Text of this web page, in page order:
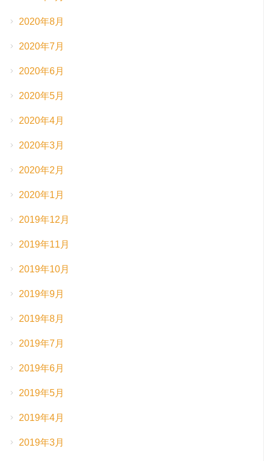
2020年8月
2020年7月
2020年6月
2020年5月
2020年4月
2020年3月
2020年2月
2020年1月
2019年12月
2019年11月
2019年10月
2019年9月
2019年8月
2019年7月
2019年6月
2019年5月
2019年4月
2019年3月